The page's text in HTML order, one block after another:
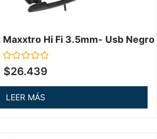
Hi Fi 3.5mm- Usb Negro
Valorado
en
$26.439
LEER MÁS